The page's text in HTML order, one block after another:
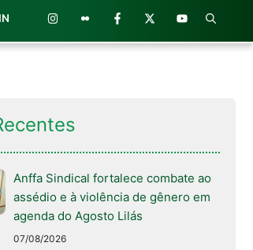
Anffa Sindical fortalece combate ao
assédio e à violência de gênero em
agenda do Agosto Lilás
07/08/2026